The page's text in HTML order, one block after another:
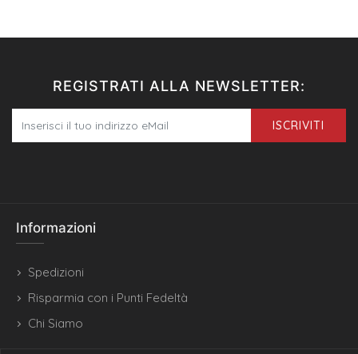
REGISTRATI ALLA NEWSLETTER:
ISCRIVITI
Informazioni
Spedizioni
Risparmia con i Punti Fedeltà
Chi Siamo